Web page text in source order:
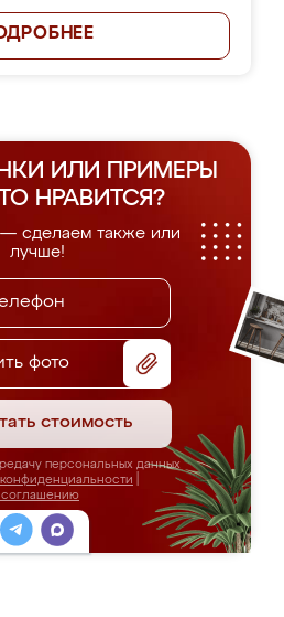
ИЛИ ПРИМЕРЫ
НРАВИТСЯ?
— сделаем также или
лучше!
фото
стоимость
персональных данных
соглашению